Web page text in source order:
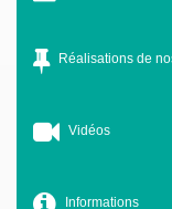
Réalisations de
Vidéos
Informations